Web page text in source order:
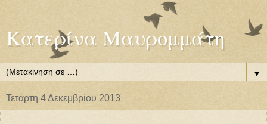
Κατερίνα Μαυρομμάτη
▼
Τετάρτη 4 Δεκεμβρίου 2013